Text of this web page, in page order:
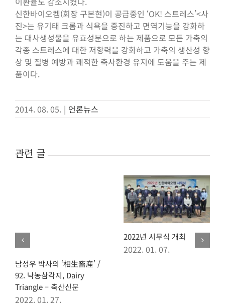
신한바이오켐(회장 구본현)이 공급중인 ‘OK! 스트레스’<사
진>는 유기태 크롬과 식욕을 증진하고 면역기능을 강화하
는 대사생성물을 유효성분으로 하는 제품으로 모든 가축의
각종 스트레스에 대한 저항력을 강화하고 가축의 생산성 향
상 및 질병 예방과 쾌적한 축사환경 유지에 도움을 주는 제
품이다.
2014. 08. 05. | 언론뉴스
관련 글
남성우 박사의 ‘相生畜産’ /
92. 낙농삼각지, Dairy
Triangle – 축산신문
2022. 01. 27.
2022년 시무식 개최
2022. 01. 07.